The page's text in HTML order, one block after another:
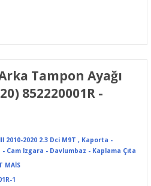
Tampon Ayağı
852220001R -
2010-2020 2.3 Dci M9T , Kaporta -
Cam Izgara - Davlumbaz - Kaplama Çıta
MAİS
1